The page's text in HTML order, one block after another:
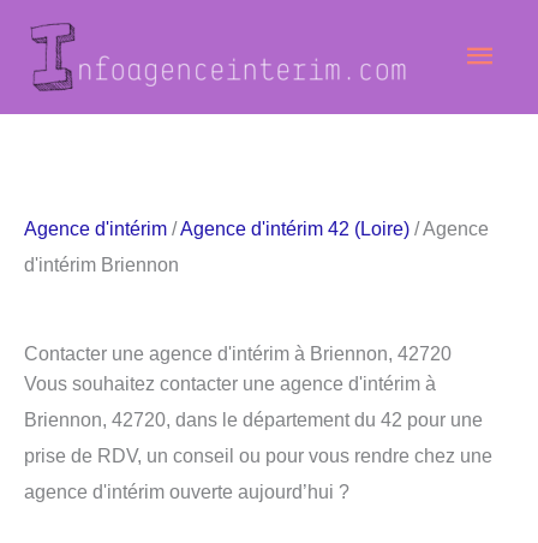
contenu
Agence d'intérim /Agence d'intérim 42 (Loire) / Agence
d'intérim Briennon
Contacter une agence d'intérim à Briennon, 42720
Vous souhaitez contacter une agence d'intérim à
Briennon, 42720, dans le département du 42 pour une
prise de RDV, un conseil ou pour vous rendre chez une
agence d'intérim ouverte aujourd’hui ?